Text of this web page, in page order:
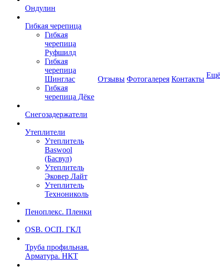
Ондулин
Гибкая черепица
Гибкая
черепица
Руфшилд
Гибкая
черепица
Шинглас
Гибкая
черепица Дёке
Снегозадержатели
Утеплители
Утеплитель
Baswool
(Басвул)
Утеплитель
Эковер Лайт
Утеплитель
Технониколь
Пеноплекс. Пленки
OSB. ОСП. ГКЛ
Труба профильная.
Арматура. НКТ
Отзывы Фотогалерея Контакты Ещё